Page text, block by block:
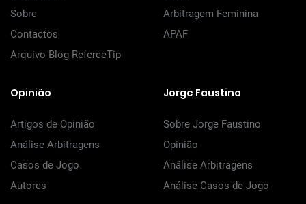
Sobre
Contactos
Arquivo Blog RefereeTip
Arbitragem Feminina
APAF
Opinião
Artigos de Opinião
Análise Arbitragens
Casos de Jogo
Autores
Jorge Faustino
Sobre Jorge Faustino
Opinião
Análise Arbitragens
Análise Casos de Jogo